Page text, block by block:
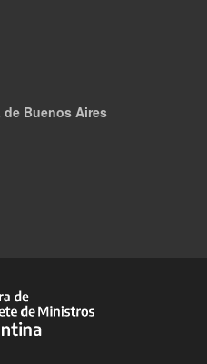
de Buenos Aires